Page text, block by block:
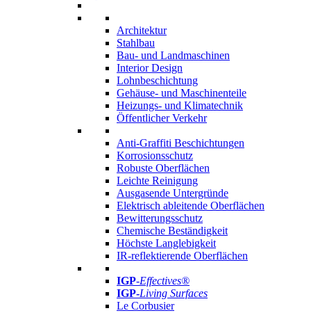
Architektur
Stahlbau
Bau- und Landmaschinen
Interior Design
Lohnbeschichtung
Gehäuse- und Maschinenteile
Heizungs- und Klimatechnik
Öffentlicher Verkehr
Anti-Graffiti Beschichtungen
Korrosionsschutz
Robuste Oberflächen
Leichte Reinigung
Ausgasende Untergründe
Elektrisch ableitende Oberflächen
Bewitterungsschutz
Chemische Beständigkeit
Höchste Langlebigkeit
IR-reflektierende Oberflächen
IGP-Effectives®
IGP-Living Surfaces
Le Corbusier